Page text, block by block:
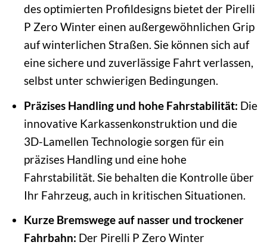
des optimierten Profildesigns bietet der Pirelli
P Zero Winter einen außergewöhnlichen Grip
auf winterlichen Straßen. Sie können sich auf
eine sichere und zuverlässige Fahrt verlassen,
selbst unter schwierigen Bedingungen.
Präzises Handling und hohe Fahrstabilität: Die
innovative Karkassenkonstruktion und die
3D-Lamellen Technologie sorgen für ein
präzises Handling und eine hohe
Fahrstabilität. Sie behalten die Kontrolle über
Ihr Fahrzeug, auch in kritischen Situationen.
Kurze Bremswege auf nasser und trockener
Fahrbahn: Der Pirelli P Zero Winter